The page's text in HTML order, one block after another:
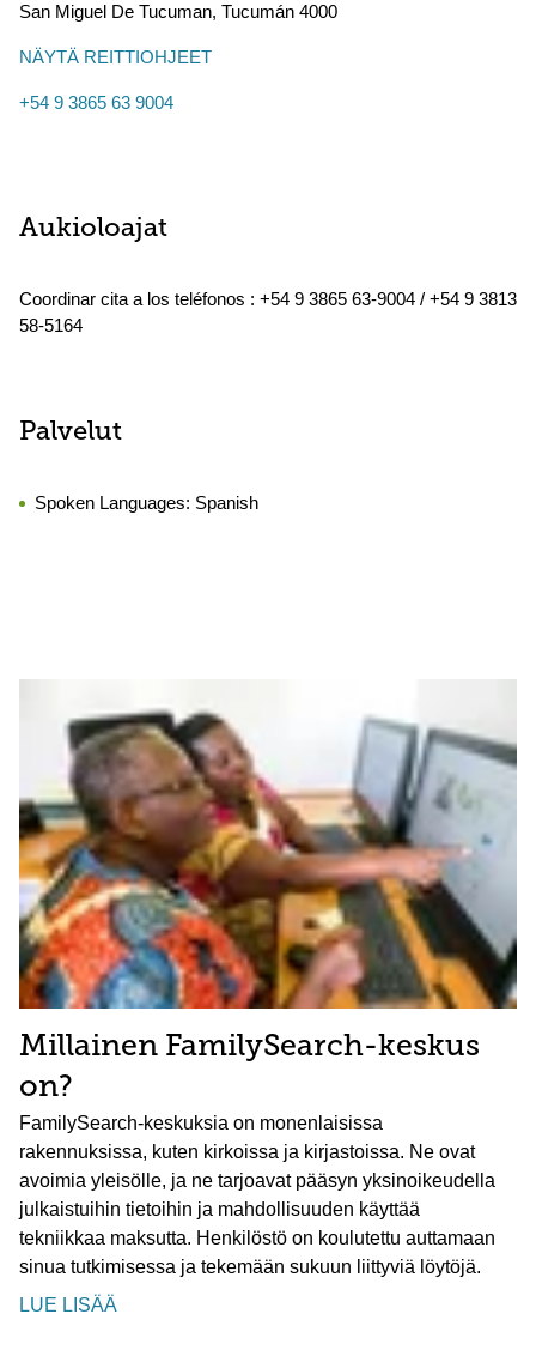
San Miguel De Tucuman, Tucumán 4000
NÄYTÄ REITTIOHJEET
+54 9 3865 63 9004
Aukioloajat
Coordinar cita a los teléfonos : +54 9 3865 63-9004 / +54 9 3813
58-5164
Palvelut
Spoken Languages: Spanish
Millainen FamilySearch-keskus
on?
FamilySearch-keskuksia on monenlaisissa
rakennuksissa, kuten kirkoissa ja kirjastoissa. Ne ovat
avoimia yleisölle, ja ne tarjoavat pääsyn yksinoikeudella
julkaistuihin tietoihin ja mahdollisuuden käyttää
tekniikkaa maksutta. Henkilöstö on koulutettu auttamaan
sinua tutkimisessa ja tekemään sukuun liittyviä löytöjä.
LUE LISÄÄ